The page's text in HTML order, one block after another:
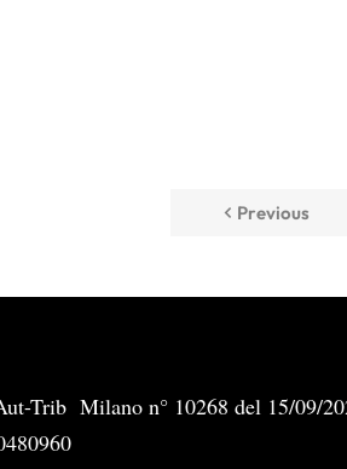
Previous
Trib Milano n° 10268 del 15/09/